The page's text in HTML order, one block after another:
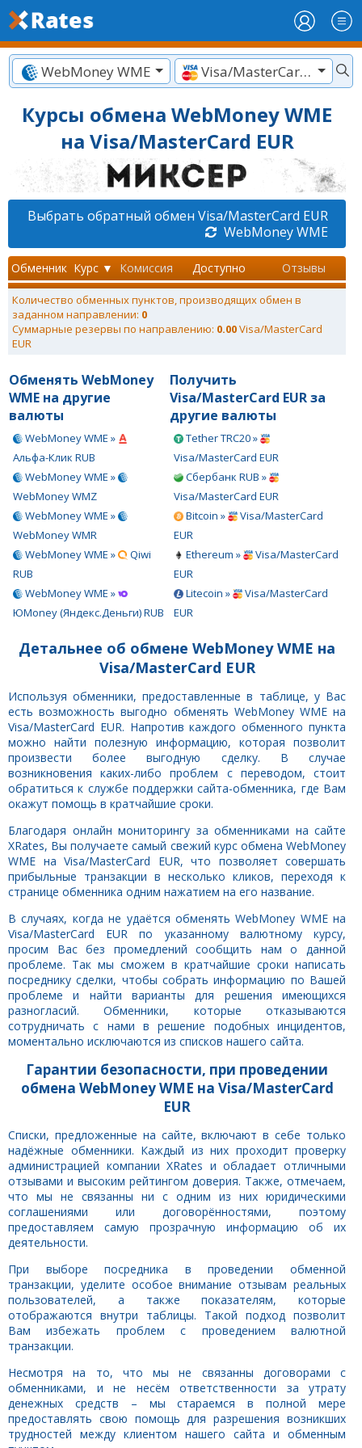
WebMoney WME Visa/MasterCard EUR
Курсы обмена WebMoney WME
на Visa/MasterCard EUR
Выбрать обратный обмен Visa/MasterCard EUR
WebMoney WME
Обменник Курс ▼ Комиссия Доступно Отзывы
Количество обменных пунктов, производящих обмен в
заданном направлении: 0
Суммарные резервы по направлению: 0.00Visa/MasterCard
EUR
Обменять WebMoney
WME на другие
валюты
WebMoney WME »
Альфа-Клик RUB
WebMoney WME »
WebMoney WMZ
WebMoney WME »
WebMoney WMR
WebMoney WME »
Qiwi
RUB
WebMoney WME »
ЮMoney (Яндекс.Деньги) RUB
Получить
Visa/MasterCard EUR за
другие валюты
Tether TRC20 »
Visa/MasterCard EUR
Сбербанк RUB »
Visa/MasterCard EUR
Bitcoin »
Visa/MasterCard
EUR
Ethereum »
Visa/MasterCard
EUR
Litecoin »
Visa/MasterCard
EUR
Детальнее об обмене WebMoney WME на
Visa/MasterCard EUR
Используя обменники, предоставленные в таблице, у Вас
есть возможность выгодно обменять WebMoney WME на
Visa/MasterCard EUR. Напротив каждого обменного пункта
можно найти полезную информацию, которая позволит
произвести более выгодную сделку. В случае
возникновения каких-либо проблем с переводом, стоит
обратиться к службе поддержки сайта-обменника, где Вам
окажут помощь в кратчайшие сроки.
Благодаря онлайн мониторингу за обменниками на сайте
XRates, Вы получаете самый свежий курс обмена WebMoney
WME на Visa/MasterCard EUR, что позволяет совершать
прибыльные транзакции в несколько кликов, переходя к
странице обменника одним нажатием на его название.
В случаях, когда не удаётся обменять WebMoney WME на
Visa/MasterCard EUR по указанному валютному курсу,
просим Вас без промедлений сообщить нам о данной
проблеме. Так мы сможем в кратчайшие сроки написать
посреднику сделки, чтобы собрать информацию по Вашей
проблеме и найти варианты для решения имеющихся
разногласий. Обменники, которые отказываются
сотрудничать с нами в решение подобных инцидентов,
моментально исключаются из списков нашего сайта.
Гарантии безопасности, при проведении
обмена WebMoney WME на Visa/MasterCard
EUR
Списки, предложенные на сайте, включают в себе только
надёжные обменники. Каждый из них проходит проверку
администрацией компании XRates и обладает отличными
отзывами и высоким рейтингом доверия. Также, отмечаем,
что мы не связанны ни с одним из них юридическими
соглашениями или договорённостями, поэтому
предоставляем самую прозрачную информацию об их
деятельности.
При выборе посредника в проведении обменной
транзакции, уделите особое внимание отзывам реальных
пользователей, а также показателям, которые
отображаются внутри таблицы. Такой подход позволит
Вам избежать проблем с проведением валютной
транзакции.
Несмотря на то, что мы не связанны договорами с
обменниками, и не несём ответственности за утрату
денежных средств – мы стараемся в полной мере
предоставлять свою помощь для разрешения возникших
трудностей между клиентом нашего сайта и обменным